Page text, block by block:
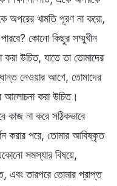
অপরের খামতি পূরণ না করো,
কোনো কিছুর সম্মুখীন
উচিত, যাতে তা তোমাদের
নেওয়ার আগে, তোমাদের
আলোচনা করা উচিত।
কাজ না করে সঠিকভাবে
করার পরে, তোমার আবিষ্কৃত
সমস্যার বিষয়ে,
এবং তারপরে তোমার প্রাপ্ত